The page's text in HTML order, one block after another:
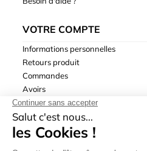
VOTRE COMPTE
Informations personnelles
Retours produit
Commandes
Avoirs
Adresses
Bons de réduction